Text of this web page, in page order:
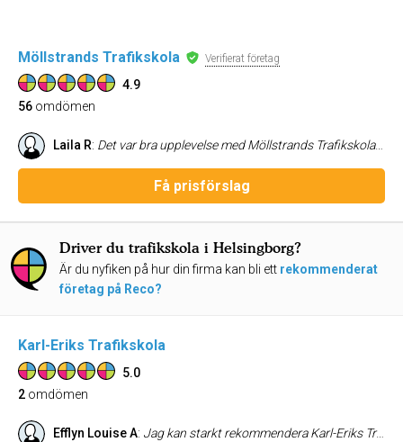
Möllstrands Trafikskola Verifierat företag
4.9
56 omdömen
Laila R: Det var bra upplevelse med Möllstrands Trafikskola AB
Få prisförslag
Driver du trafikskola i Helsingborg?
Är du nyfiken på hur din firma kan bli ett rekommenderat
företag på Reco?
Karl-Eriks Trafikskola
5.0
2 omdömen
Efflyn Louise A: Jag kan starkt rekommendera Karl-Eriks Trafikskola till alla som funderar på att ta körkort, oberoende av om man har körvana eller är helt ny i trafiken. Jag körde med Håkan som var väldigt pedagogisk och gav givande feedback efter varje lektion, och Lena som skapade trygghet, gav mig ett lugn och när jag upplevde motstånd i min körning så hjälpte hon mig att hitta mitt självförtroende igen. De anpassade körlektionerna efter individen vilket var det jag uppskattade mest och efter att ha testat andra körskolor tidigare så kände jag att jag hade hittat hem. Från att man kom in så välkomnades man alltid med ett leende av Anna i receptionen som gav ett genuint intryck. Utöver det så hade de kaffe och frukt tillgängligt vilken skapade en härlig oas där man kunde varva ner innan körlektionerna. Jag är förevigt tacksam att ni hjälpte mig att ta mitt körkort!